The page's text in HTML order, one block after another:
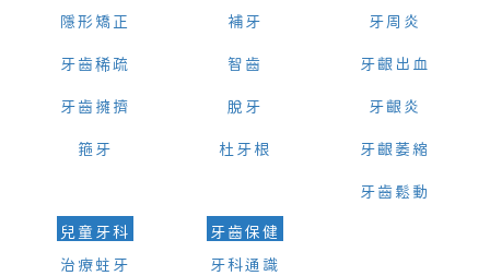
隱形矯正
牙齒稀疏
牙齒擁擠
箍牙
補牙
智齒
脫牙
杜牙根
牙周炎
牙齦出血
牙齦炎
牙齦萎縮
牙齒鬆動
兒童牙科
治療蛀牙
牙齒保健
牙科通識